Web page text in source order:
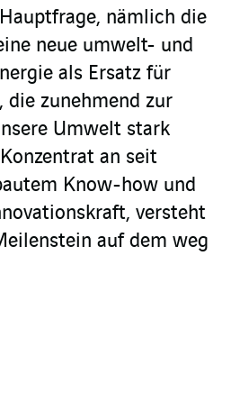
nämlich die
neue umwelt- und
als Ersatz für
die zunehmend zur
Umwelt stark
an seit
Know-how und
versteht
auf dem weg